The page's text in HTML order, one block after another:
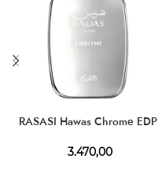
RASASI Hawas Chrome EDP
3.470,00